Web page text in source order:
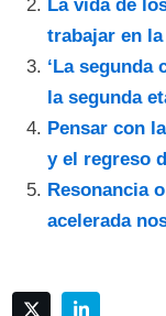
La vida de
trabajar en
‘La segunda
la segunda
Pensar con
y el regreso
Resonancia
acelerada